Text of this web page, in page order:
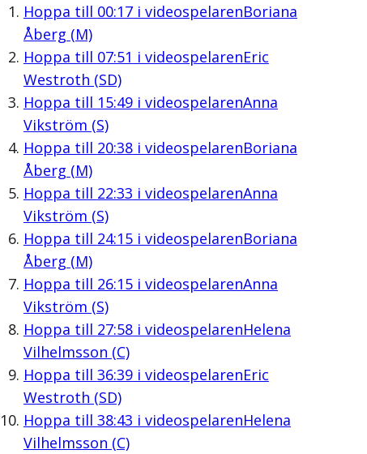
Hoppa till 00:17i videospelarenBoriana
Åberg (M)
Hoppa till 07:51 i videospelarenEric
Westroth (SD)
Hoppa till 15:49i videospelarenAnna
Vikström (S)
Hoppa till 20:38i videospelarenBoriana
Åberg (M)
Hoppa till 22:33 i videospelarenAnna
Vikström (S)
Hoppa till 24:15i videospelarenBoriana
Åberg (M)
Hoppa till 26:15i videospelarenAnna
Vikström (S)
Hoppa till 27:58i videospelarenHelena
Vilhelmsson (C)
Hoppa till 36:39i videospelarenEric
Westroth (SD)
Hoppa till 38:43 i videospelarenHelena
Vilhelmsson (C)